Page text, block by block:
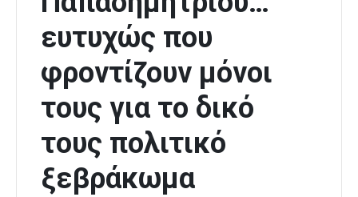
ευτυχώς που
φροντίζουν μόνοι
τους για το δικό
τους πολιτικό
ξεβράκωμα